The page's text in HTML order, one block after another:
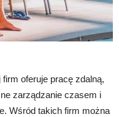
oferuje pracę zdalną,
zarządzanie czasem i
Wśród takich firm można